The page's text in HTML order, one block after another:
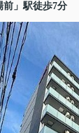
前」駅徒歩7分